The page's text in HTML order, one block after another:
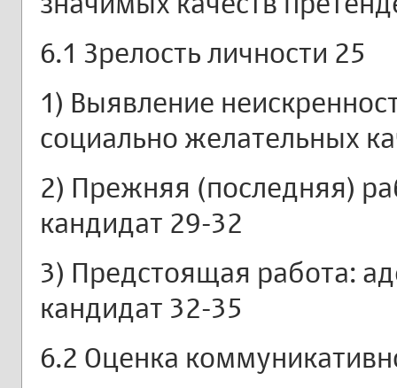
6.1 Зрелость личности 25
1) Выявление
социально желательных
2) Прежняя (последняя)
кандидат 29-32
3) Предстоящая работа:
кандидат 32-35
6.2 Оценка